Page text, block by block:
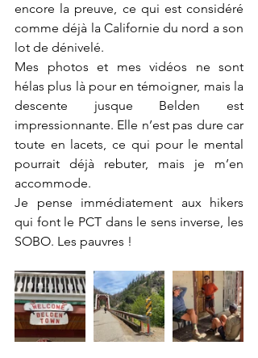
encore la preuve, ce qui est considéré
comme déjà la Californie du nord a son
lot de dénivelé.
Mes photos et mes vidéos ne sont
hélas plus là pour en témoigner, mais la
descente jusque Belden est
impressionnante. Elle n’est pas dure car
toute en lacets, ce qui pour le mental
pourrait déjà rebuter, mais je m’en
accommode.
Je pense immédiatement aux hikers
qui font le PCT dans le sens inverse, les
SOBO. Les pauvres !